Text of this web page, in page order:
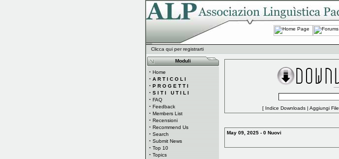
Clicca qui per registrarti
Moduli
· Home
· A R T I C O L I
· P R O G E T T I
· S I T I U T I L I
· FAQ
· Feedback
· Members List
· Recensioni
· Recommend Us
· Search
· Submit News
· Top 10
· Topics
[ Indice Downloads | Aggiungi File
May 09, 2025 - 0 Nuovi